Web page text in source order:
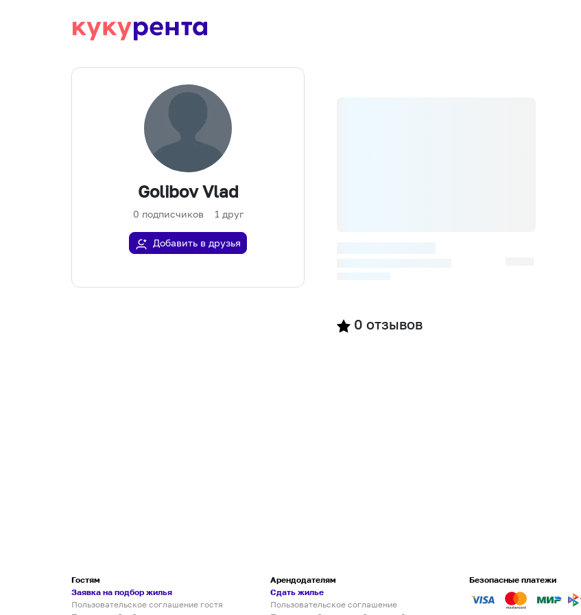
Golibov Vlad
0 подписчиков 1 друг
Добавить в друзья
0 отзывов
Гостям
Заявка на подбор жилья
Пользовательское соглашение гостя
Арендодателям
Сдать жилье
Пользовательское соглашение
Безопасные платежи